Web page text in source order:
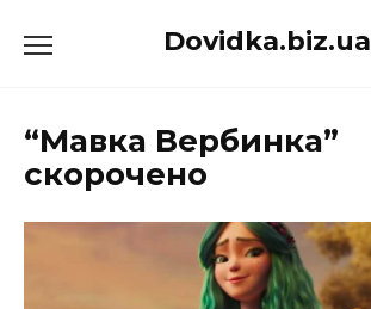
до
Dovidka.biz.ua
“Мавка Вербинка”
скорочено